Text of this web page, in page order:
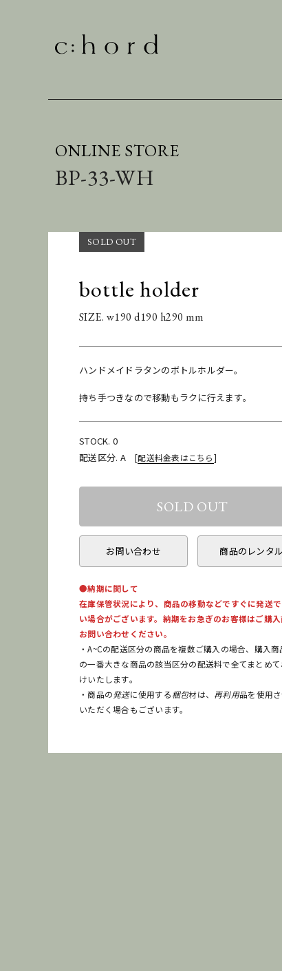
ONLINE STORE
BP-33-WH
bottle holder
SIZE. w190 d190 h290 mm
ハンドメイドラタンのボトルホルダー。
持ち手つきなので移動もラクに行えます。
STOCK. 0
配送区分. A[配送料金表はこちら]
お問い合わせ 商品のレンタル
●納期に関して
在庫保管状況により、商品の移動などですぐに発送
い場合がございます。納期をお急ぎのお客様はご購
お問い合わせください。
・A~Cの配送区分の商品を複数ご購入の場合、購入商
の一番大きな商品の該当区分の配送料で全てまとめ
けいたします。
・商品の発送に使用する梱包材は、 再利用品を使用
いただく場合もございます。